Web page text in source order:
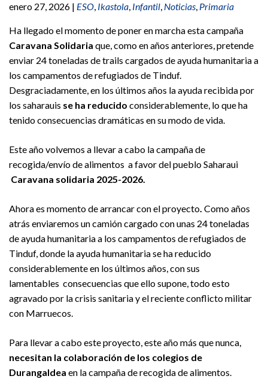
enero 27, 2026 | ESO, Ikastola, Infantil, Noticias, Primaria
Ha llegado el momento de poner en marcha esta campaña
Caravana Solidaria que, como en años anteriores, pretende
enviar 24 toneladas de trails cargados de ayuda humanitaria a
los campamentos de refugiados de Tinduf.
Desgraciadamente, en los últimos años la ayuda recibida por
los saharauis se ha reducido considerablemente, lo que ha
tenido consecuencias dramáticas en su modo de vida.
Este año volvemos a llevar a cabo la campaña de
recogida/envío de alimentos a favor del pueblo Saharaui
Caravana solidaria 2025-2026.
Ahora es momento de arrancar con el proyecto. Como años
atrás enviaremos un camión cargado con unas 24 toneladas
de ayuda humanitaria a los campamentos de refugiados de
Tinduf, donde la ayuda humanitaria se ha reducido
considerablemente en los últimos años, con sus
lamentables consecuencias que ello supone, todo esto
agravado por la crisis sanitaria y el reciente conflicto militar
con Marruecos.
Para llevar a cabo este proyecto, este año más que nunca,
necesitan la colaboración de los colegios de
Durangaldea en la campaña de recogida de alimentos.